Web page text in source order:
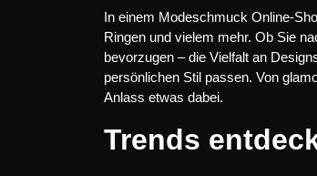
In einem Modeschmuck Online-
Ringen und vielem mehr. Ob Sie
bevorzugen – die Vielfalt an
persönlichen Stil passen. Von
Anlass etwas dabei.
Trends